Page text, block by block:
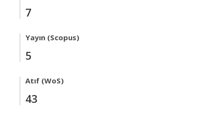
7
Yayın (Scopus)
5
Atıf (WoS)
43